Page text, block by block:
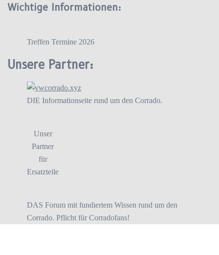
Wichtige Informationen:
Treffen Termine 2026
Unsere Partner:
DIE Informationseite rund um den Corrado.
Unser
Partner
für
Ersatzteile
DAS Forum mit fundiertem Wissen rund um den
Corrado. Pflicht für Corradofans!